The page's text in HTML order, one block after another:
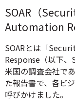
SOAR（
Automation
SOARとは「
Response（以下、
米国の調査会社で
た報告書で、各ビ
呼びかけました。